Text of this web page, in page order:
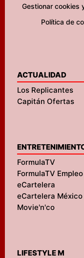
Gestionar cookies
Política de
ACTUALIDAD
Los Replicantes
Capitán Ofertas
FormulaTV
FormulaTV Empleo
eCartelera
eCartelera México
Movie'n'co
LIFESTYLE M